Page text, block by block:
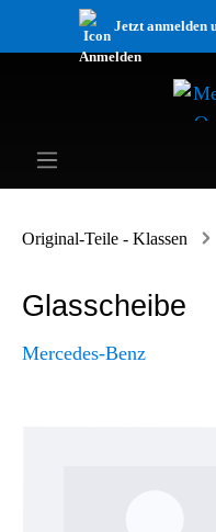
Jetzt anmelden
Original-Teile - Klassen
Glasscheibe
Mercedes-Benz